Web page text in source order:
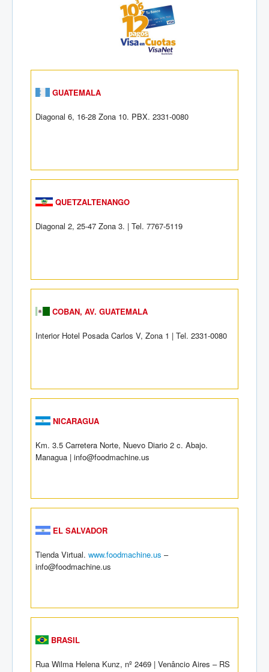
GUATEMALA
Diagonal 6, 16-28 Zona 10. PBX. 2331-0080
QUETZALTENANGO
Diagonal 2, 25-47 Zona 3. | Tel. 7767-5119
COBAN, AV. GUATEMALA
Interior Hotel Posada Carlos V, Zona 1 | Tel. 2331-0080
NICARAGUA
Km. 3.5 Carretera Norte, Nuevo Diario 2 c. Abajo.
Managua | info@foodmachine.us
EL SALVADOR
Tienda Virtual. www.foodmachine.us –
info@foodmachine.us
BRASIL
Rua Wilma Helena Kunz, nº 2469 | Venâncio Aires – RS